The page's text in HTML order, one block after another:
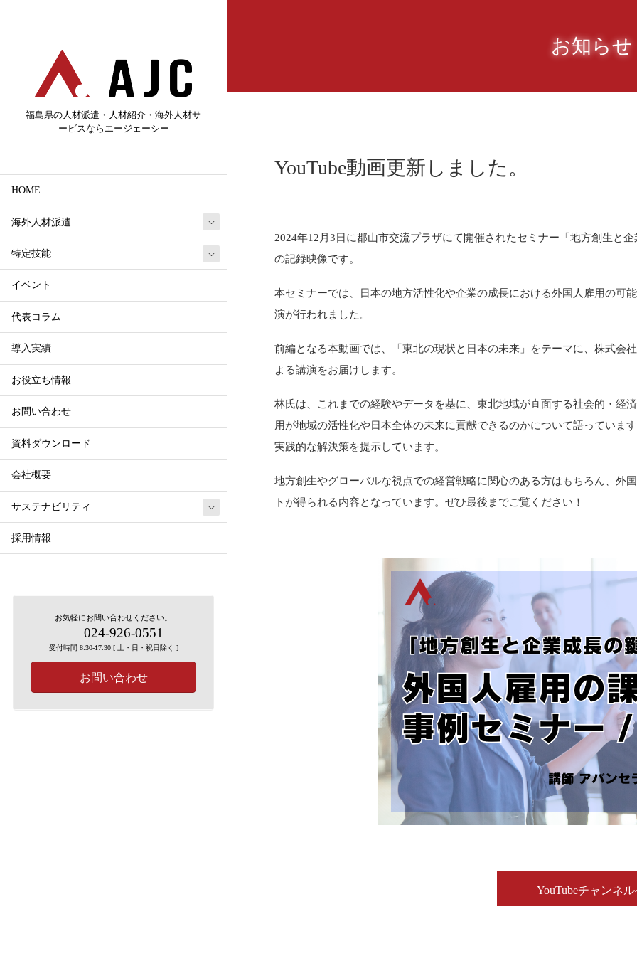
福島県の人材派遣・人材紹介・海外人材サ
ービスならエージェーシー
HOME
海外人材派遣
特定技能
イベント
代表コラム
導入実績
お役立ち情報
お問い合わせ
資料ダウンロード
会社概要
サステナビリティ
採用情報
お気軽にお問い合わせください。
024-926-0551
受付時間 8:30-17:30 [ 土・日・祝日除く ]
お問い合わせ
お知らせ
YouTube動画更新しました。
2024年12月3日に郡山市交流プラザにて開催されたセミナー「地方創生と
の記録映像です。
本セミナーでは、日本の地方活性化や企業の成長における外国人雇用の可
演が行われました。
前編となる本動画では、「東北の現状と日本の未来」をテーマに、株式会
よる講演をお届けします。
林氏は、これまでの経験やデータを基に、東北地域が直面する社会的・経
用が地域の活性化や日本全体の未来に貢献できるのかについて語っていま
実践的な解決策を提示しています。
地方創生やグローバルな視点での経営戦略に関心のある方はもちろん、外
トが得られる内容となっています。ぜひ最後までご覧ください！
YouTubeチャンネ